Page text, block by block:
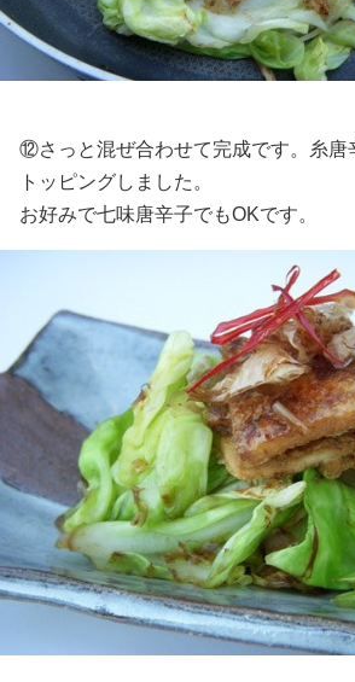
⑫さっと混ぜ合わせて完成です。糸唐
トッピングしました。
お好みで七味唐辛子でもOKです。